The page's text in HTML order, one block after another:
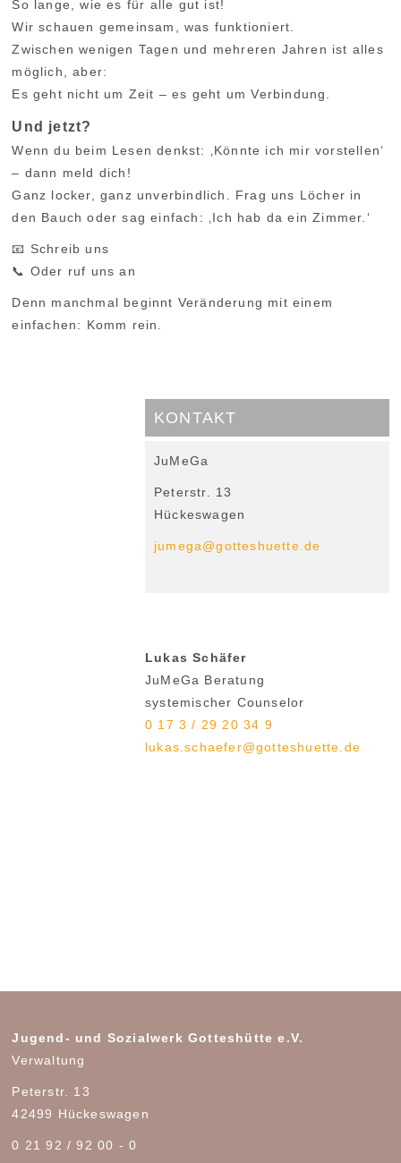
So lange, wie es für alle gut ist!
Wir schauen gemeinsam, was funktioniert.
Zwischen wenigen Tagen und mehreren Jahren ist alles
möglich, aber:
Es geht nicht um Zeit – es geht um Verbindung.
Und jetzt?
Wenn du beim Lesen denkst: ‚Könnte ich mir vorstellen‘
– dann meld dich!
Ganz locker, ganz unverbindlich. Frag uns Löcher in
den Bauch oder sag einfach: ‚Ich hab da ein Zimmer.‘
📧 Schreib uns
📞 Oder ruf uns an
Denn manchmal beginnt Veränderung mit einem
einfachen: Komm rein.
KONTAKT
JuMeGa
Peterstr. 13
Hückeswagen
jumega@gotteshuette.de
Lukas Schäfer
JuMeGa Beratung
systemischer Counselor
0 17 3 / 29 20 34 9
lukas.schaefer@gotteshuette.de
Jugend- und Sozialwerk Gotteshütte e.V.
Verwaltung
Peterstr. 13
42499 Hückeswagen
0 21 92 / 92 00 - 0